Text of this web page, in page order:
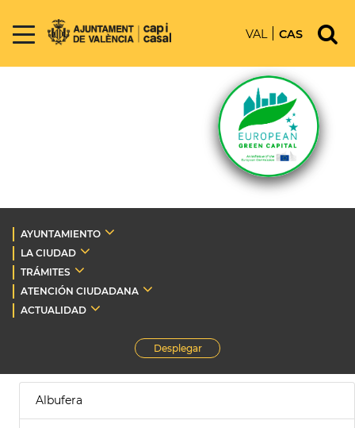
VAL CAS
AYUNTAMIENTO
LA CIUDAD
TRÁMITES
ATENCIÓN CIUDADANA
ACTUALIDAD
Desplegar
Albufera